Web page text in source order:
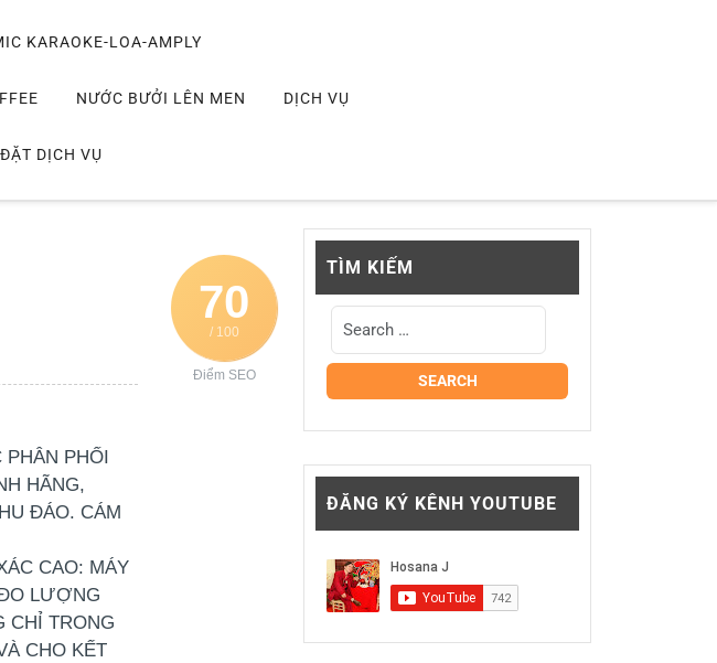
KARAOKE-LOA-AMPLY
NƯỚC BƯỞI LÊN MEN DỊCH VỤ
DỊCH VỤ
70
/ 100
Điểm SEO
PHỐI
HÃNG,
ĐÁO. CÁM
CAO: MÁY
LƯỢNG
CHỈ TRONG
CHO KẾT
TÌM KIẾM
ĐĂNG KÝ KÊNH YOUTUBE